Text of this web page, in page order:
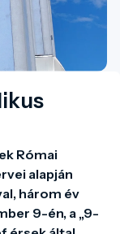
Római
alapján
három év
9-én, a „9-